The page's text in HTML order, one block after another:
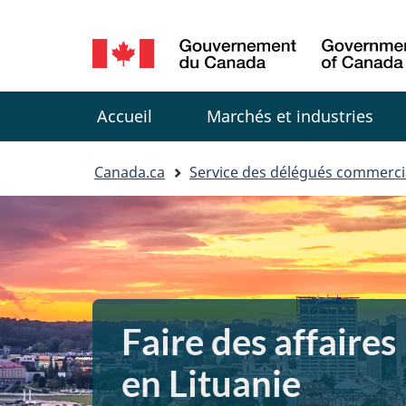
Sélection
de
la
langue
Menu
Accueil Marchés et industries
You
are
here:
Canada.ca Service des délégués
Faire des affaires
en Lituanie